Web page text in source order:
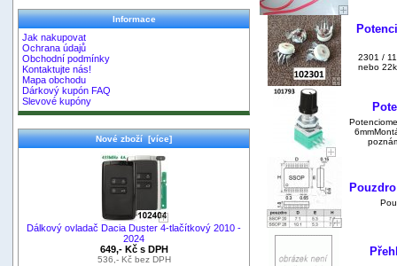
Informace
Jak nakupovat
Ochrana údajů
Obchodní podmínky
Kontaktujte nás!
Mapa obchodu
Dárkový kupón FAQ
Slevové kupóny
Nové zboží [více]
Dálkový ovladač Dacia Duster 4-tlačítkový 2010 -
2024
649,- Kč s DPH
536,- Kč bez DPH
2301 /
nebo